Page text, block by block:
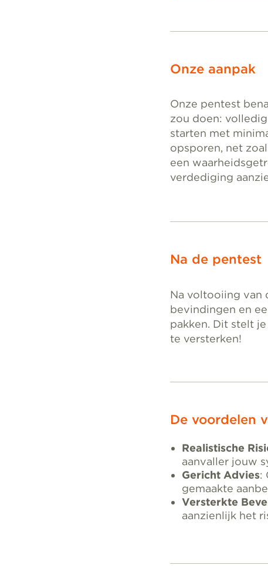
Onze aanpak
Onze pentest
zou doen:
starten met
opsporen, net
een
verdediging
Na de pentest
Na voltooiing van
bevindingen en
pakken. Dit stelt
te versterken!
De voordelen
Realistische
aanvaller jouw
Gericht Advies:
gemaakte
Versterkte
aanzienlijk het